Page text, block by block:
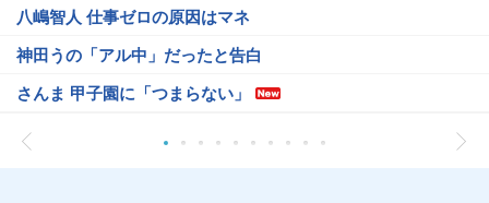
八嶋智人 仕事ゼロの原因はマネ
神田うの「アル中」だったと告白
さんま 甲子園に「つまらない」